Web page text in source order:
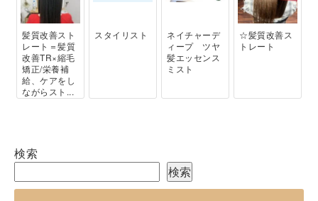
髪質改善スト
レート＝髪質
改善TR×縮毛
矯正/栄養補
給、ケアをし
ながらスト...
スタイリスト
ネイチャーデ
ィープ ツヤ
髪エッセンス
ミスト
☆髪質改善ス
トレート
検索
検索